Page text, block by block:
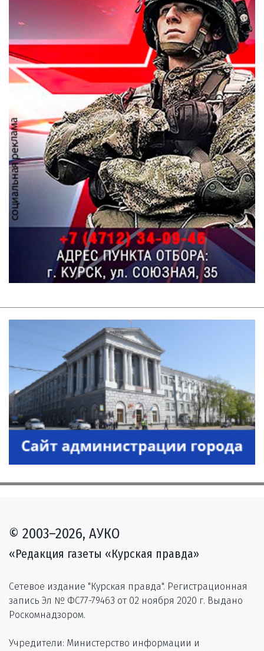
© 2003–2026, АУКО
«Редакция газеты «Курская правда»
Сетевое издание "Курская правда". Регистрационная
запись Эл № ФС77-79463 от 02 ноября 2020 г. Выдано
Роскомнадзором.
Учредители: Министерство информации и